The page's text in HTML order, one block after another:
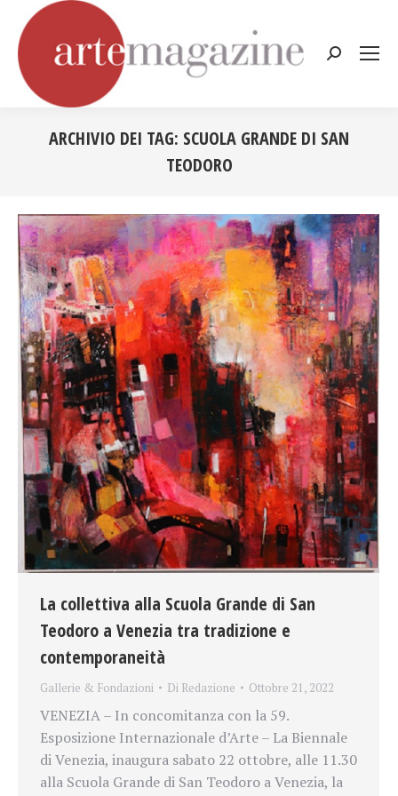
Cerca:
ARCHIVIO DEI TAG: SCUOLA GRANDE DI SAN
TEODORO
La collettiva alla Scuola Grande di San
Teodoro a Venezia tra tradizione e
contemporaneità
Gallerie & Fondazioni Di Redazione Ottobre 21, 2022
VENEZIA – In concomitanza con la 59.
Esposizione Internazionale d’Arte – La Biennale
di Venezia, inaugura sabato 22 ottobre, alle 11.30
alla Scuola Grande di San Teodoro a Venezia, la